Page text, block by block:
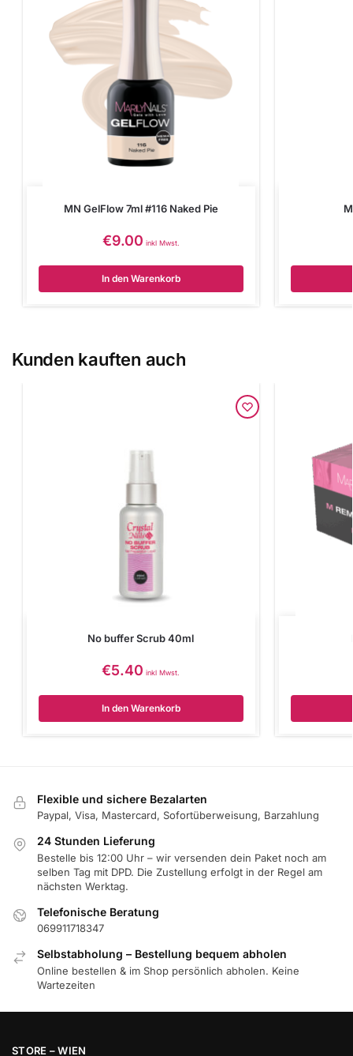
MN GelFlow 7ml #116 Naked Pie
€9.00 inkl Mwst.
In den Warenkorb
Kunden kauften auch
No buffer Scrub 40ml
€5.40 inkl Mwst.
In den Warenkorb
Flexible und sichere Bezalarten
Paypal, Visa, Mastercard, Sofortüberweisung, Barzahlung
24 Stunden Lieferung
Bestelle bis 12:00 Uhr – wir versenden dein Paket noch am
selben Tag mit DPD. Die Zustellung erfolgt in der Regel am
nächsten Werktag.
Telefonische Beratung
069911718347
Selbstabholung – Bestellung bequem abholen
Online bestellen & im Shop persönlich abholen. Keine
Wartezeiten
STORE – WIEN